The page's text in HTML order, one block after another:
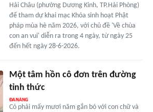
Hải Châu (phường Dương Kinh, TP.Hải Phòng)
để tham dự khai mạc Khóa sinh hoạt Phật
pháp mùa hè năm 2026, với chủ đề 'Về chùa
con an vui' diễn ra trong 4 ngày, từ ngày 25
đến hết ngày 28-6-2026.
Một tâm hồn cô đơn trên đường
tỉnh thức
Có phải mấy mươi năm gắn bó với con chữ và